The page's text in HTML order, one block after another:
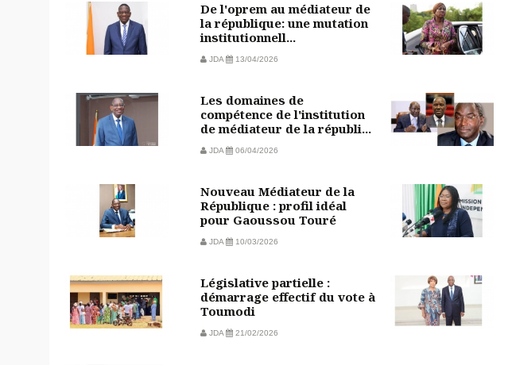
De l'oprem au médiateur de
la république: une mutation
institutionnell...
JDA 13/04/2026
Les domaines de
compétence de l'institution
de médiateur de la républi...
JDA 06/04/2026
Nouveau Médiateur de la
République : profil idéal
pour Gaoussou Touré
JDA 10/03/2026
Législative partielle :
démarrage effectif du vote à
Toumodi
JDA 21/02/2026